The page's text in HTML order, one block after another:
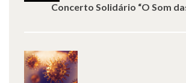
Concerto Solidário “O Som